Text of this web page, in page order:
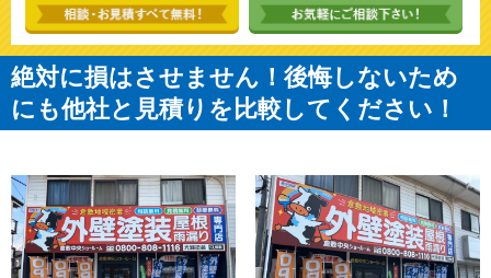
絶対に損はさせません！後悔しないため
にも他社と見積りを比較してください！